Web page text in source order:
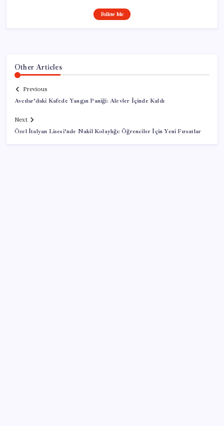
Follow Me
Other Articles
Previous
Avcılar’daki Kafede Yangın Paniği: Alevler İçinde Kaldı
Next
Özel İtalyan Lisesi’nde Nakil Kolaylığı: Öğrenciler İçin Yeni Fırsatlar